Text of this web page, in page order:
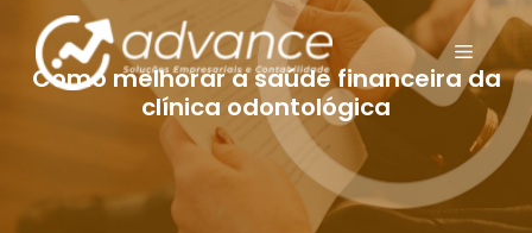
Como melhorar a saúde financeira da
clínica odontológica